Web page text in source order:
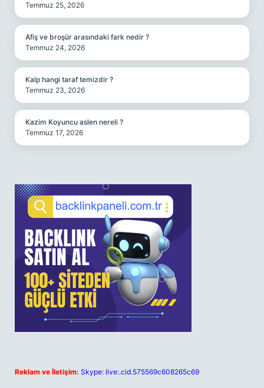
Temmuz 25, 2026
Afiş ve broşür arasındaki fark nedir ?
Temmuz 24, 2026
Kalp hangi taraf temizdir ?
Temmuz 23, 2026
Kazim Koyuncu aslen nereli ?
Temmuz 17, 2026
Reklam ve İletişim: Skype: live:.cid.575569c608265c69